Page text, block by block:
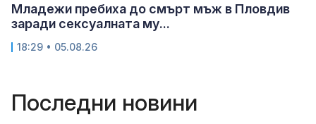
Младежи пребиха до смърт мъж в Пловдив
заради сексуалната му...
18:29 • 05.08.26
Последни новини